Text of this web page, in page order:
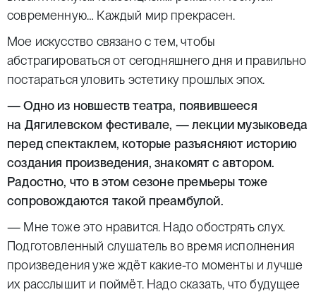
современную… Каждый мир прекрасен.
Мое искусство связано с тем, чтобы
абстрагироваться от сегодняшнего дня и правильно
постараться уловить эстетику прошлых эпох.
— Одно из новшеств театра, появившееся
на Дягилевском фестивале, — лекции музыковеда
перед спектаклем, которые разъясняют историю
создания произведения, знакомят с автором.
Радостно, что в этом сезоне премьеры тоже
сопровождаются такой преамбулой.
— Мне тоже это нравится. Надо обострять слух.
Подготовленный слушатель во время исполнения
произведения уже ждёт какие-то моменты и лучше
их расслышит и поймёт. Надо сказать, что будущее